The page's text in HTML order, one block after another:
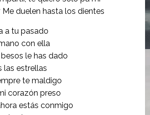
Me duelen hasta los dientes
a tu pasado
con ella
le has dado
las estrellas
te maldigo
corazón preso
estás conmigo